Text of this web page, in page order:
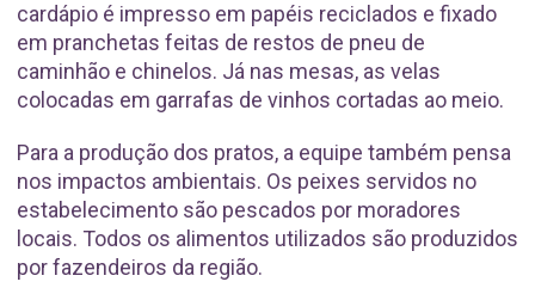
cardápio é impresso em papéis reciclados e fixado
em pranchetas feitas de restos de pneu de
caminhão e chinelos. Já nas mesas, as velas
colocadas em garrafas de vinhos cortadas ao meio.
Para a produção dos pratos, a equipe também pensa
nos impactos ambientais. Os peixes servidos no
estabelecimento são pescados por moradores
locais. Todos os alimentos utilizados são produzidos
por fazendeiros da região.